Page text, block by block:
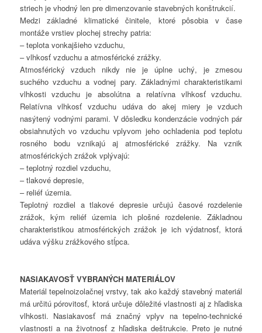
striech je vhodný len pre dimenzovanie stavebných konštrukcií.
Medzi základné klimatické činitele, ktoré pôsobia v čase
montáže vrstiev plochej strechy patria:
– teplota vonkajšieho vzduchu,
– vlhkosť vzduchu a atmosférické zrážky.
Atmosférický vzduch nikdy nie je úplne uchý, je zmesou
suchého vzduchu a vodnej pary. Základnými charakteristikami
vlhkosti vzduchu je absolútna a relatívna vlhkosť vzduchu.
Relatívna vlhkosť vzduchu udáva do akej miery je vzduch
nasýtený vodnými parami. V dôsledku kondenzácie vodných pár
obsiahnutých vo vzduchu vplyvom jeho ochladenia pod teplotu
rosného bodu vznikajú aj atmosférické zrážky. Na vznik
atmosférických zrážok vplývajú:
– teplotný rozdiel vzduchu,
– tlakové depresie,
– reliéf územia.
Teplotný rozdiel a tlakové depresie určujú časové rozdelenie
zrážok, kým reliéf územia ich plošné rozdelenie. Základnou
charakteristikou atmosférických zrážok je ich výdatnosť, ktorá
udáva výšku zrážkového stĺpca.
NASIAKAVOSŤ VYBRANÝCH MATERIÁLOV
Materiál tepelnoizolačnej vrstvy, tak ako každý stavebný materiál
má určitú pórovitosť, ktorá určuje dôležité vlastnosti aj z hľadiska
vlhkosti. Nasiakavosť má značný vplyv na tepelno-technické
vlastnosti a na životnosť z hľadiska deštrukcie. Preto je nutné